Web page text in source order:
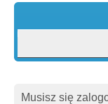
Musisz się